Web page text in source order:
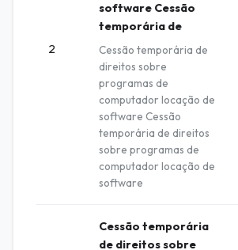
2
software Cessão
temporária de
Cessão temporária de
direitos sobre
programas de
computador locação de
software Cessão
temporária de direitos
sobre programas de
computador locação de
software
Cessão temporária
de direitos sobre